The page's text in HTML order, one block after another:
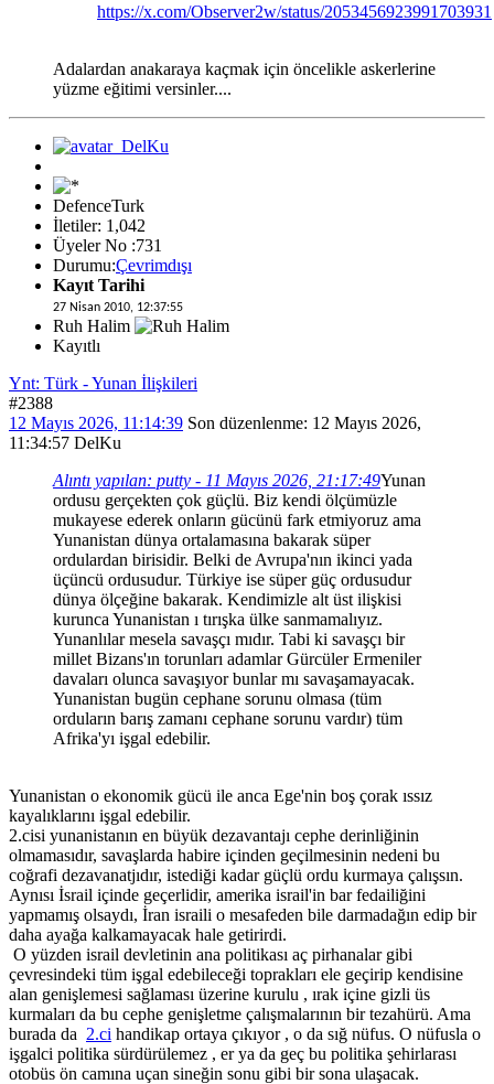
https://x.com/Observer2w/status/2053456923991703931
Adalardan anakaraya kaçmak için öncelikle askerlerine
yüzme eğitimi versinler....
DefenceTurk
İletiler: 1,042
Üyeler No :731
Durumu:Çevrimdışı
Kayıt Tarihi
27 Nisan 2010, 12:37:55
Ruh Halim
Kayıtlı
Ynt: Türk - Yunan İlişkileri
#2388
12 Mayıs 2026, 11:14:39 Son düzenlenme: 12 Mayıs 2026,
11:34:57 DelKu
Alıntı yapılan: putty - 11 Mayıs 2026, 21:17:49Yunan
ordusu gerçekten çok güçlü. Biz kendi ölçümüzle
mukayese ederek onların gücünü fark etmiyoruz ama
Yunanistan dünya ortalamasına bakarak süper
ordulardan birisidir. Belki de Avrupa'nın ikinci yada
üçüncü ordusudur. Türkiye ise süper güç ordusudur
dünya ölçeğine bakarak. Kendimizle alt üst ilişkisi
kurunca Yunanistan ı tırışka ülke sanmamalıyız.
Yunanlılar mesela savaşçı mıdır. Tabi ki savaşçı bir
millet Bizans'ın torunları adamlar Gürcüler Ermeniler
davaları olunca savaşıyor bunlar mı savaşamayacak.
Yunanistan bugün cephane sorunu olmasa (tüm
orduların barış zamanı cephane sorunu vardır) tüm
Afrika'yı işgal edebilir.
Yunanistan o ekonomik gücü ile anca Ege'nin boş çorak ıssız
kayalıklarını işgal edebilir.
2.cisi yunanistanın en büyük dezavantajı cephe derinliğinin
olmamasıdır, savaşlarda habire içinden geçilmesinin nedeni bu
coğrafi dezavanatjıdır, istediği kadar güçlü ordu kurmaya çalışsın.
Aynısı İsrail içinde geçerlidir, amerika israil'in bar fedailiğini
yapmamış olsaydı, İran israili o mesafeden bile darmadağın edip bir
daha ayağa kalkamayacak hale getirirdi.
O yüzden israil devletinin ana politikası aç pirhanalar gibi
çevresindeki tüm işgal edebileceği toprakları ele geçirip kendisine
alan genişlemesi sağlaması üzerine kurulu , ırak içine gizli üs
kurmaları da bu cephe genişletme çalışmalarının bir tezahürü. Ama
burada da 2.ci handikap ortaya çıkıyor , o da sığ nüfus. O nüfusla o
işgalci politika sürdürülemez , er ya da geç bu politika şehirlarası
otobüs ön camına uçan sineğin sonu gibi bir sona ulaşacak.